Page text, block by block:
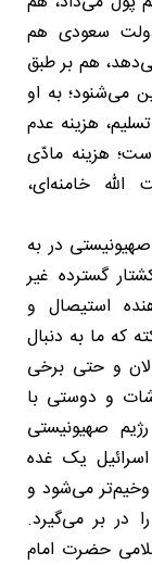
سعودی هم
هم بر طبق
می‌شنود؛ به او
هزینه‌ عدم
هزینه‌ مادّی
خامنه‌ای،
در به
گسترده غیر
استیصال و
که ما به دنبال
و حتی برخی
و دوستی با
صهیونیستی
یک غده
می‌شود و
در بر می‌گیرد.
حضرت امام